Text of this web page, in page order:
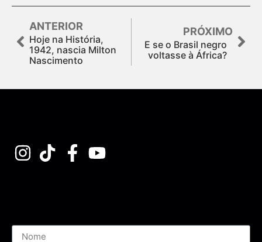
ANTERIOR
Hoje na História,
1942, nascia Milton
Nascimento
PRÓXIMO
E se o Brasil negro
voltasse à África?